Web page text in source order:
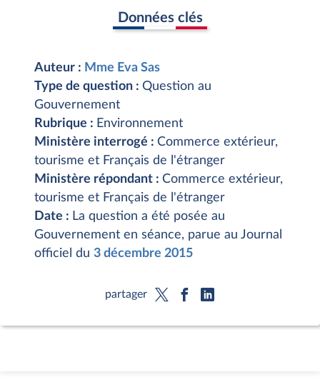
Données clés
Auteur : Mme Eva Sas
Type de question : Question au
Gouvernement
Rubrique : Environnement
Ministère interrogé : Commerce extérieur,
tourisme et Français de l'étranger
Ministère répondant : Commerce extérieur,
tourisme et Français de l'étranger
Date : La question a été posée au
Gouvernement en séance, parue au Journal
officiel du 3 décembre 2015
partager